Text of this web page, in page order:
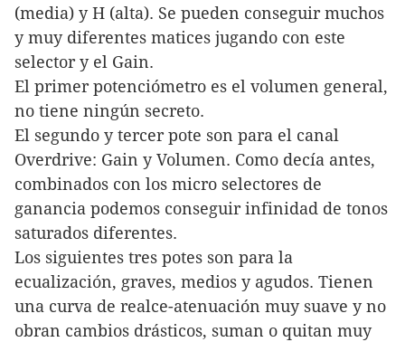
(media) y H (alta). Se pueden conseguir muchos
y muy diferentes matices jugando con este
selector y el Gain.
El primer potenciómetro es el volumen general,
no tiene ningún secreto.
El segundo y tercer pote son para el canal
Overdrive: Gain y Volumen. Como decía antes,
combinados con los micro selectores de
ganancia podemos conseguir infinidad de tonos
saturados diferentes.
Los siguientes tres potes son para la
ecualización, graves, medios y agudos. Tienen
una curva de realce-atenuación muy suave y no
obran cambios drásticos, suman o quitan muy